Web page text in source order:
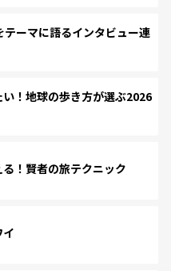
ーマに語るインタビュー連
！地球の歩き方が選ぶ2026
！賢者の旅テクニック